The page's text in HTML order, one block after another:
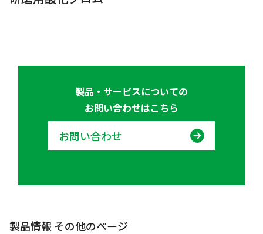
製品・サービスについての
お問い合わせはこちら
お問い合わせ
製品情報 その他のページ